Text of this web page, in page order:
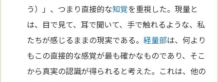
う）」、つまり直接的な知覚を重視した。現量と
は、目で見て、耳で聞いて、手で触れるような、私
たちが感じるままの現実である。経量部は、何より
もこの直接的な感覚が最も確かなものであり、そこ
から真実の認識が得られると考えた。これは、他の